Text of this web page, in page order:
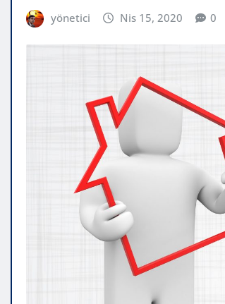
yönetici Nis 15, 2020 0